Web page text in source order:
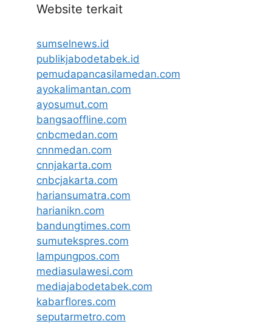
Website terkait
sumselnews.id
publikjabodetabek.id
pemudapancasilamedan.com
ayokalimantan.com
ayosumut.com
bangsaoffline.com
cnbcmedan.com
cnnmedan.com
cnnjakarta.com
cnbcjakarta.com
hariansumatra.com
harianikn.com
bandungtimes.com
sumutekspres.com
lampungpos.com
mediasulawesi.com
mediajabodetabek.com
kabarflores.com
seputarmetro.com